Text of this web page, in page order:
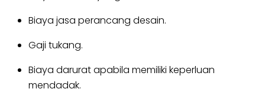
Biaya jasa perancang desain.
Gaji tukang.
Biaya darurat apabila memiliki keperluan
mendadak.